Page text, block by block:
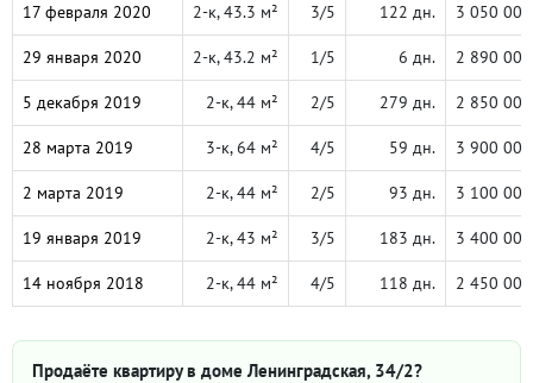
17 февраля 2020 2-к, 43.3 м² 3/5 122 дн. 3 050 000
29 января 2020 2-к, 43.2 м² 1/5 6 дн. 2 890 000
5 декабря 2019 2-к, 44 м² 2/5 279 дн. 2 850 000
28 марта 2019 3-к, 64 м² 4/5 59 дн. 3 900 000
2 марта 2019 2-к, 44 м² 2/5 93 дн. 3 100 000
19 января 2019 2-к, 43 м² 3/5 183 дн. 3 400 000
14 ноября 2018 2-к, 44 м² 4/5 118 дн. 2 450 000
Продаёте квартиру в доме Ленинградская, 34/2?